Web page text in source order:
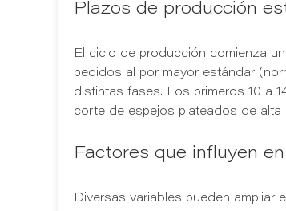
Plazos de producción
El ciclo de producción comienza
pedidos al por mayor estándar
distintas fases. Los primeros 10 a
corte de espejos plateados de alta
Factores que influyen
Diversas variables pueden ampliar